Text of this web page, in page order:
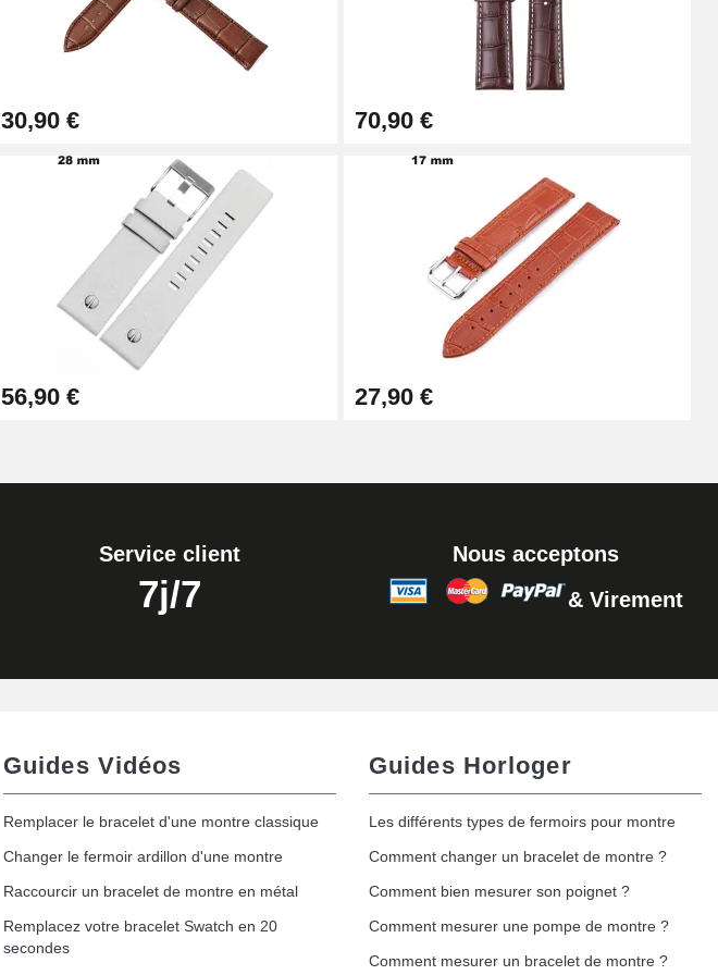
Ajouter au panier
Ajouter au panier
Ajouter au panier
Ajouter au panier
Ajouter au panier
30,90 € 70,90 €
56,90 € 27,90 €
Service client
7j/7
Nous acceptons
& Virement
Guides Vidéos
Remplacer le bracelet d'une montre classique
Changer le fermoir ardillon d'une montre
Raccourcir un bracelet de montre en métal
Remplacez votre bracelet Swatch en 20
secondes
Guides Horloger
Les différents types de fermoirs pour montre
Comment changer un bracelet de montre ?
Comment bien mesurer son poignet ?
Comment mesurer une pompe de montre ?
Comment mesurer un bracelet de montre ?